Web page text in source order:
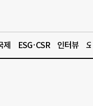
제 ESG·CSR 인터뷰